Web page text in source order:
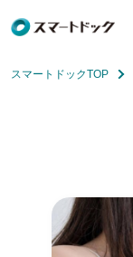
スマートドックTOP